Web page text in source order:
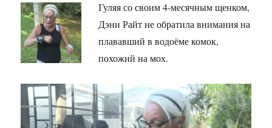
Гуляя со своим 4-месячным щенком,
Дэни Райт не обратила внимания на
плававший в водоёме комок,
похожий на мох.